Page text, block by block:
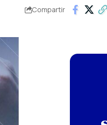
Compartir